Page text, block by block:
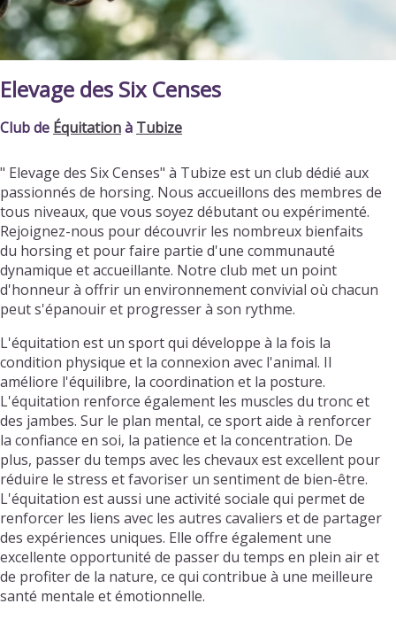
Elevage des Six Censes
Club de Équitationà Tubize
" Elevage des Six Censes" à Tubize est un club dédié aux
passionnés de horsing. Nous accueillons des membres de
tous niveaux, que vous soyez débutant ou expérimenté.
Rejoignez-nous pour découvrir les nombreux bienfaits
du horsing et pour faire partie d'une communauté
dynamique et accueillante. Notre club met un point
d'honneur à offrir un environnement convivial où chacun
peut s'épanouir et progresser à son rythme.
L'équitation est un sport qui développe à la fois la
condition physique et la connexion avec l'animal. Il
améliore l'équilibre, la coordination et la posture.
L'équitation renforce également les muscles du tronc et
des jambes. Sur le plan mental, ce sport aide à renforcer
la confiance en soi, la patience et la concentration. De
plus, passer du temps avec les chevaux est excellent pour
réduire le stress et favoriser un sentiment de bien-être.
L'équitation est aussi une activité sociale qui permet de
renforcer les liens avec les autres cavaliers et de partager
des expériences uniques. Elle offre également une
excellente opportunité de passer du temps en plein air et
de profiter de la nature, ce qui contribue à une meilleure
santé mentale et émotionnelle.